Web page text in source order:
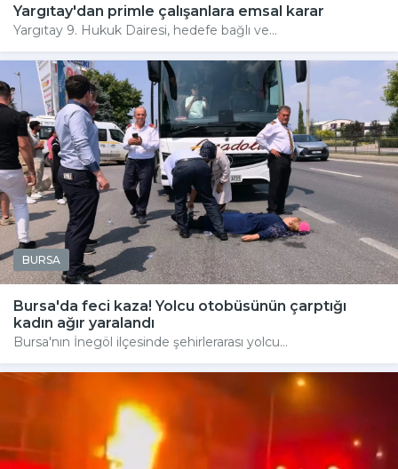
Yargıtay'dan primle çalışanlara emsal karar
Yargıtay 9. Hukuk Dairesi, hedefe bağlı ve...
BURSA
Bursa'da feci kaza! Yolcu otobüsünün çarptığı
kadın ağır yaralandı
Bursa'nın İnegöl ilçesinde şehirlerarası yolcu...